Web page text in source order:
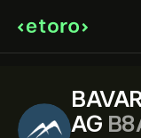
AG